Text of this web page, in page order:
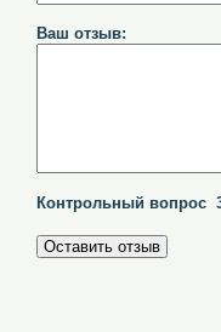
Ваш отзыв:
Контрольный вопрос